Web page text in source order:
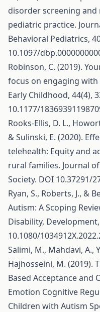
disorder screening
pediatric practice.
Behavioral Pediatrics,
10.1097/
Robinson, C. (2019).
focus on engaging
Early Childhood, 44(4),
10.1177/
Rooks-Ellis, D. L.,
& Sulinski, E. (2020).
telehealth: Equity and
rural families. Journal
Society. DOI 10.37291/
Ryan, S., Roberts, J., &
Autism: A Scoping
Disability,
10.1080/
Salimi, M., Mahdavi, A.,
Hajhosseini, M. (2019).
Based Acceptance and
Emotion Cognitive
Children with Autism